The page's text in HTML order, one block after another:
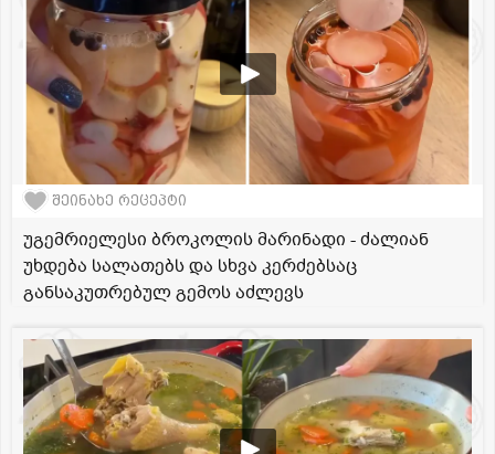
შეინახე რეცეპტი
უგემრიელესი ბროკოლის მარინადი - ძალიან
უხდება სალათებს და სხვა კერძებსაც
განსაკუთრებულ გემოს აძლევს